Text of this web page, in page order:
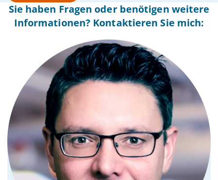
Sie haben Fragen oder benötigen weitere
Informationen? Kontaktieren Sie mich: